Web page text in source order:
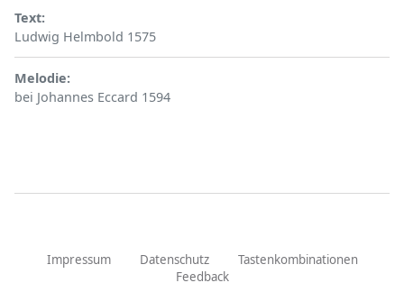
Text
Ludwig Helmbold 1575
Melodie
bei Johannes Eccard 1594
Impressum Datenschutz
Tastenkombinationen
Feedback